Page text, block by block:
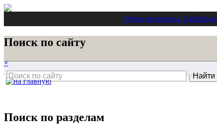
Обзор интернета- LiteВеб-
Поиск по сайту
×
Поиск по разделам